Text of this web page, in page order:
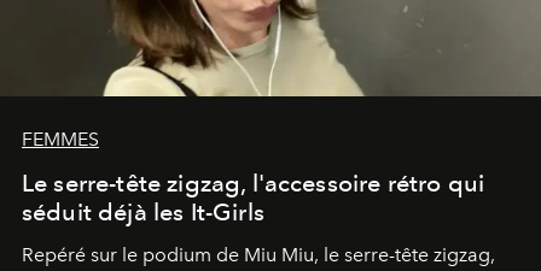
FEMMES
Le serre-tête zigzag, l'accessoire rétro qui
séduit déjà les It-Girls
Repéré sur le podium de Miu Miu, le serre-tête zigzag,